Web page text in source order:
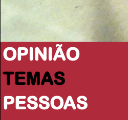
OPINIÃO
TEMAS
PESSOAS